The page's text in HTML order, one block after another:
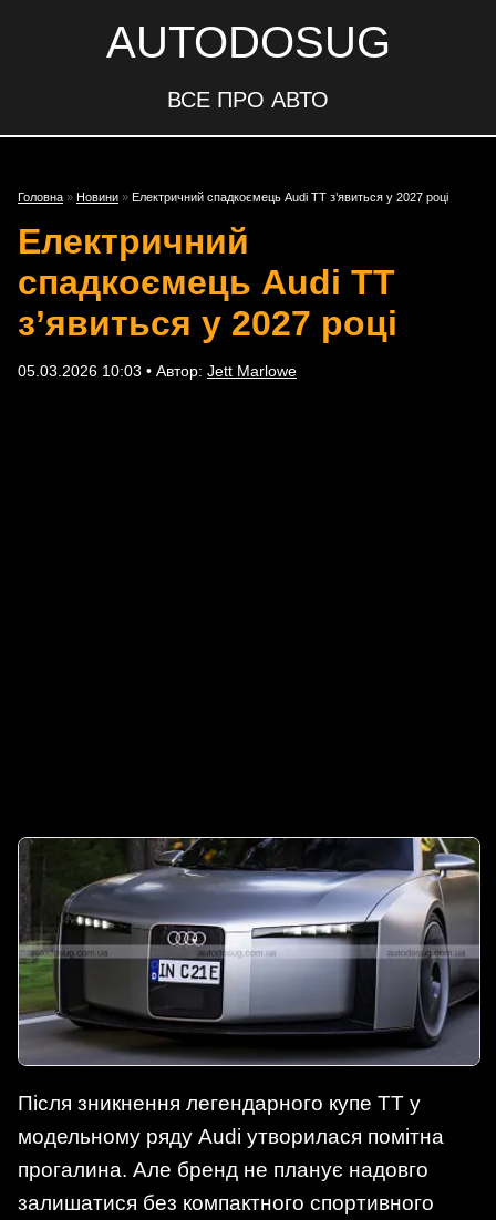
AUTODOSUG
ВСЕ ПРО АВТО
Головна » Новини » Електричний спадкоємець Audi TT з’явиться у 2027 році
Електричний
спадкоємець Audi TT
з’явиться у 2027 році
05.03.2026 10:03 • Автор: Jett Marlowe
Після зникнення легендарного купе TT у
модельному ряду Audi утворилася помітна
прогалина. Але бренд не планує надовго
залишатися без компактного спортивного